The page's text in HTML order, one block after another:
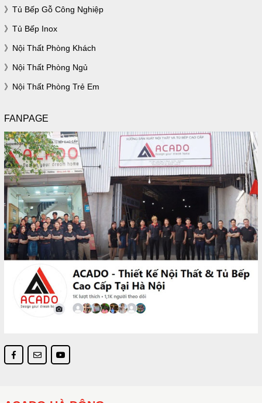
Tủ Bếp Gỗ Công Nghiệp
Tủ Bếp Inox
Nội Thất Phòng Khách
Nội Thất Phòng Ngủ
Nội Thất Phòng Trẻ Em
FANPAGE